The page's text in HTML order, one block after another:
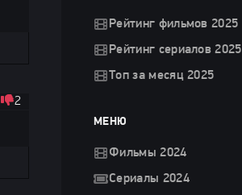
2
Рейтинг фильмов 2025
Рейтинг сериалов 2025
Топ за месяц 2025
МЕНЮ
Фильмы 2024
Сериалы 2024